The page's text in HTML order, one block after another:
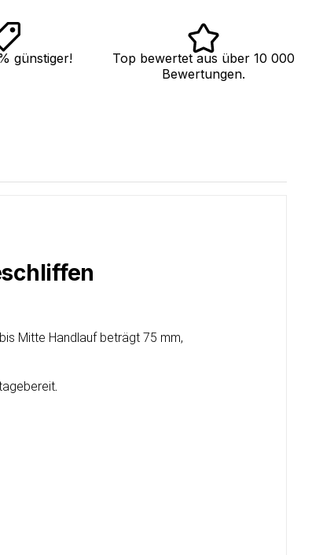
günstiger!
Top bewertet aus über 10 000
Bewertungen.
Mitte Handlauf beträgt 75 mm,
.